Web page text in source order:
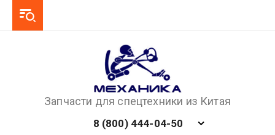
Запчасти для спецтехники из Китая
8 (800) 444-04-50